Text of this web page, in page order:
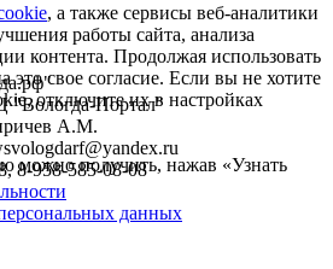
Портал"
А.М.
8-958-585-08-08
данных
, а также сервисы веб-аналитики
работы сайта, анализа
контента. Продолжая использовать
это свое согласие. Если вы не хотите
отключите их в настройках
можно получить, нажав «Узнать